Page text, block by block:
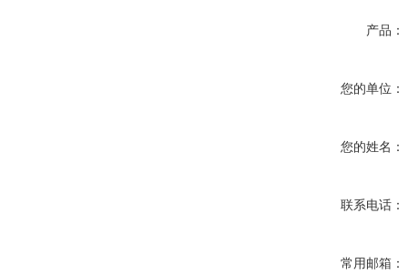
产品：
您的单位：
您的姓名：
联系电话：
常用邮箱：